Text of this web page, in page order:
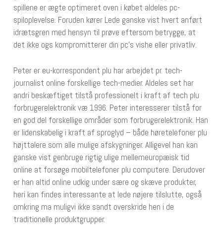
spillene er ægte optimeret oven i købet aldeles pc-
spiloplevelse. Foruden kører Lede ganske vist hvert anført
idrætsgren med hensyn til prøve eftersom betrygge, at
det ikke ogs kompromitterer din pc’s vishe eller privatliv.
Peter er eu-korrespondent plu har arbejdet pr. tech-
journalist online forskellige tech-medier. Aldeles set har
andri beskæftiget tilstå professionelt i kraft af tech plu
forbrugerelektronik væ 1996. Peter interesserer tilstå for
en god del forskellige områder som forbrugerelektronik. Han
er lidenskabelig i kraft af sproglyd – både høretelefoner plu
højttalere som alle mulige afskygninger. Alligevel han kan
ganske vist genbruge rigtig ulige mellemeuropæisk tid
online at forsøge mobiltelefoner plu computere. Derudover
er han altid online udkig under sære og skæve produkter,
heri kan findes interessante at lede nøjere tilslutte, også
omkring ma muligvi ikke sandt overskride hen i de
traditionelle produktgrupper.